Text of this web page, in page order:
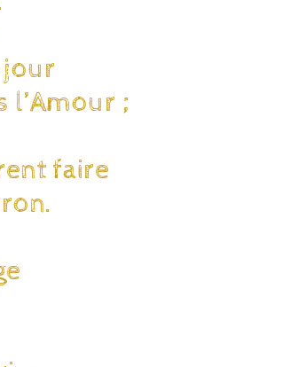
jour
l’Amour ;
faire